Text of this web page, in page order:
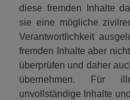
diese fremden Inhalte
sie eine mögliche
Verantwortlichkeit
fremden Inhalte aber
überprüfen und daher
übernehmen. Für
unvollständige Inhalte